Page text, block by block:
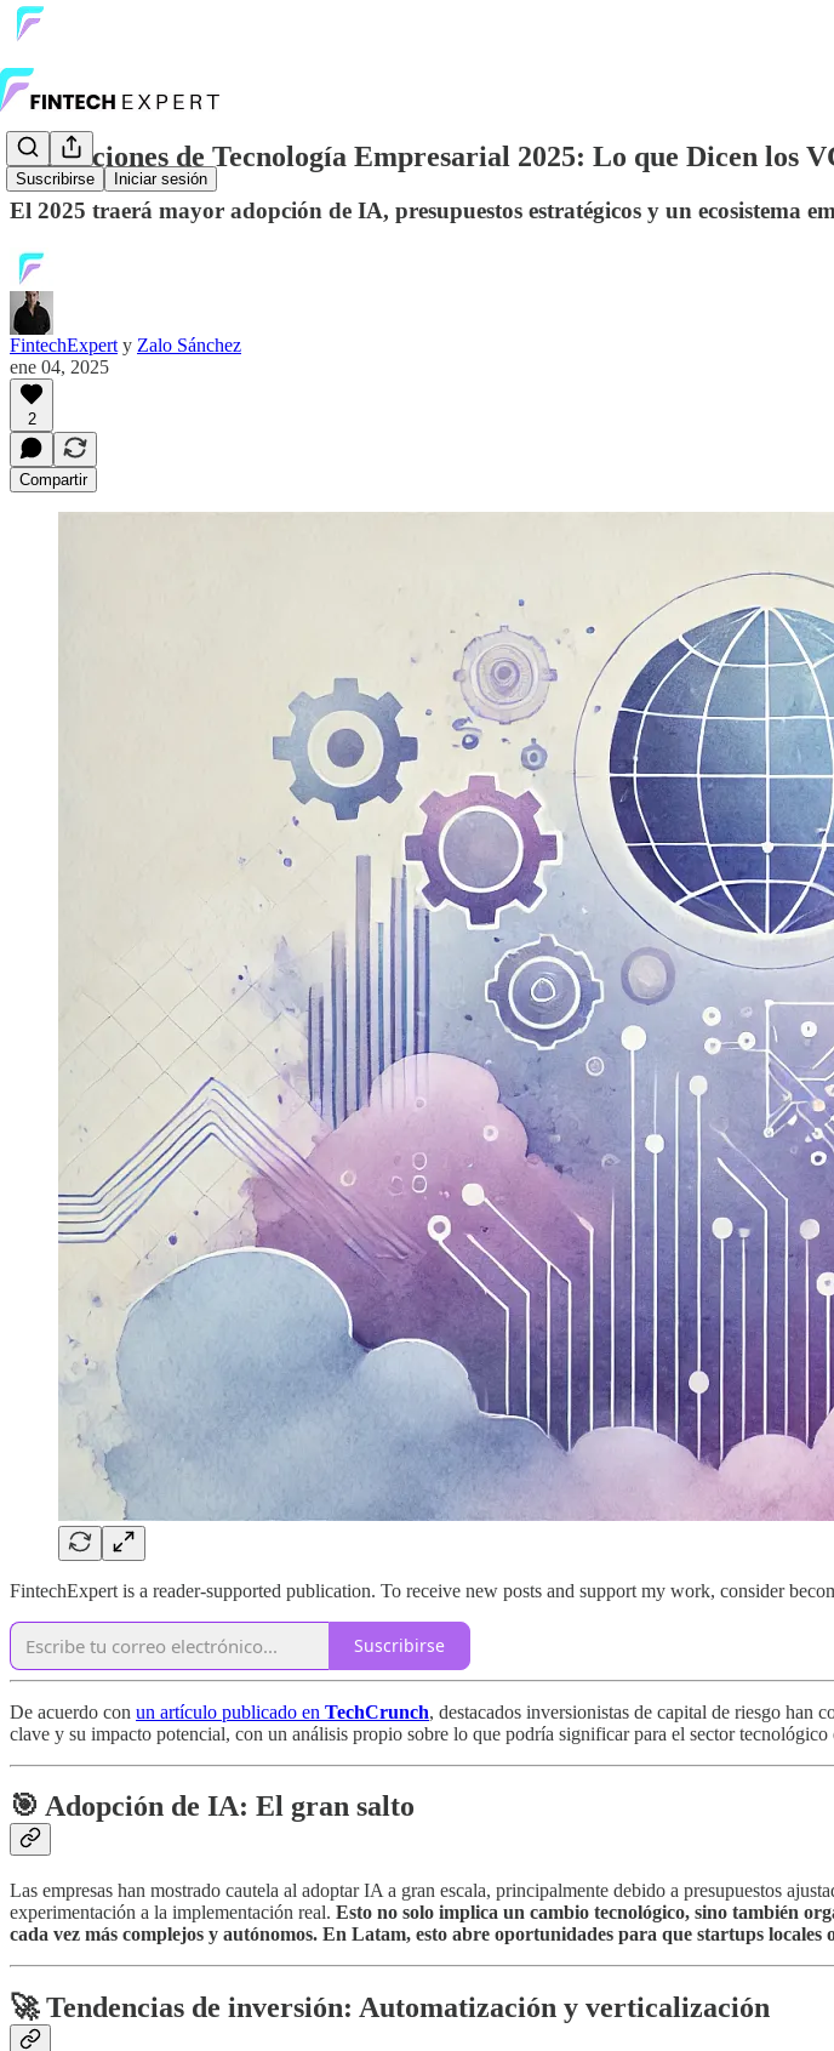
Suscribirse Iniciar sesión
Predicciones de Tecnología Empresarial 2025: Lo que Dicen los
El 2025 traerá mayor adopción de IA, presupuestos estratégicos y un ecosistema
FintechExpert y Zalo Sánchez
ene 04, 2025
2
Compartir
FintechExpert is a reader-supported publication. To receive new posts and support my work, consider
Suscribirse
De acuerdo con un artículo publicado en TechCrunch, destacados inversionistas de capital de riesgo han
clave y su impacto potencial, con un análisis propio sobre lo que podría significar para el sector tecnológico
🎯 Adopción de IA: El gran salto
Las empresas han mostrado cautela al adoptar IA a gran escala, principalmente debido a presupuestos
experimentación a la implementación real. Esto no solo implica un cambio tecnológico, sino también
cada vez más complejos y autónomos. En Latam, esto abre oportunidades para que startups locales
🚀Tendencias de inversión: Automatización y verticalización